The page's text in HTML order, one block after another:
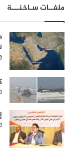
ملفــات سـاخنـــة